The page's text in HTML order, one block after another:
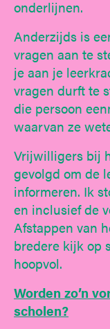
onderlijnen.
Anderzijds is
vragen aan te
je aan je
vragen durft te
die persoon
waarvan ze
Vrijwilligers bij
gevolgd om de
informeren. Ik
en inclusief de
Afstappen van
bredere kijk op
hoopvol.
Worden zo’n
scholen?